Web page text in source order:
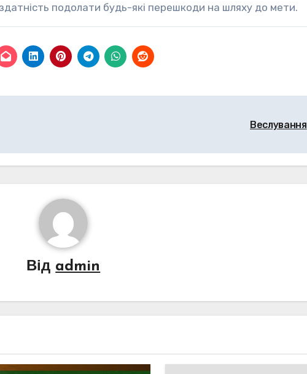
подолати будь-які перешкоди на шляху до мети.
Веслування
Від admin